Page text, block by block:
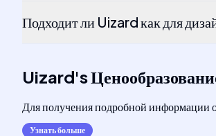
Подходит ли Uizard как для
Uizard's
Для получения подробной информации
Узнать больше